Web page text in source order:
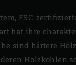
FSC-
hat ihre
sind härtere
Holzkohlen